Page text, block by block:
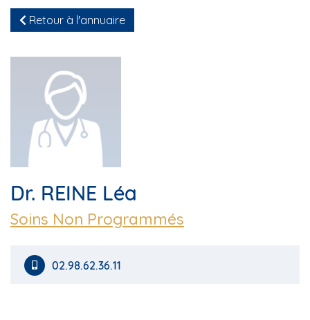
Retour à l'annuaire
Dr. REINE Léa
Soins Non Programmés
02.98.62.36.11